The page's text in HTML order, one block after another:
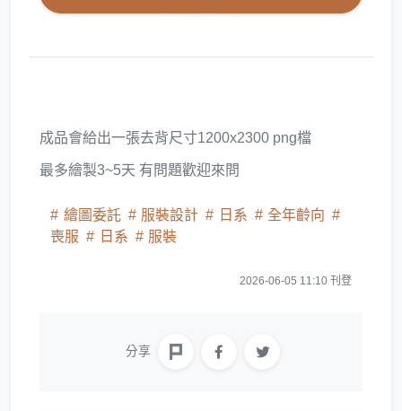
成品會給出一張去背尺寸1200x2300 png檔
最多繪製3~5天 有問題歡迎來問
繪圖委託 服裝設計 日系
全年齡向
喪服
日系 服裝
2026-06-05 11:10 刊登
分享